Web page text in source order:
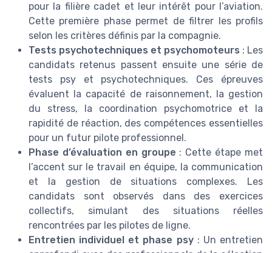
pour la filière cadet et leur intérêt pour l’aviation.
Cette première phase permet de filtrer les profils
selon les critères définis par la compagnie.
Tests psychotechniques et psychomoteurs : Les
candidats retenus passent ensuite une série de
tests psy et psychotechniques. Ces épreuves
évaluent la capacité de raisonnement, la gestion
du stress, la coordination psychomotrice et la
rapidité de réaction, des compétences essentielles
pour un futur pilote professionnel.
Phase d’évaluation en groupe : Cette étape met
l’accent sur le travail en équipe, la communication
et la gestion de situations complexes. Les
candidats sont observés dans des exercices
collectifs, simulant des situations réelles
rencontrées par les pilotes de ligne.
Entretien individuel et phase psy: Un entretien